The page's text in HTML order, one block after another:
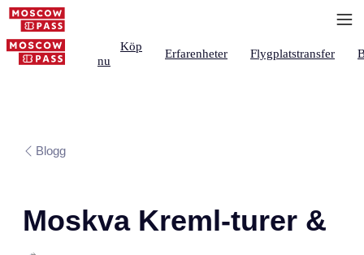
Köp
nu
Erfarenheter Flygplatstransfer
Blogg
Moskva Kreml-turer &